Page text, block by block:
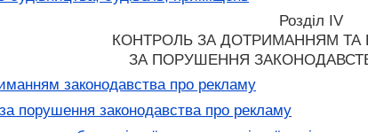
Розділ IV
КОНТРОЛЬ ЗА ДОТРИМАННЯМ ТА
ЗА ПОРУШЕННЯ
законодавства про рекламу
за порушення законодавства про рекламу